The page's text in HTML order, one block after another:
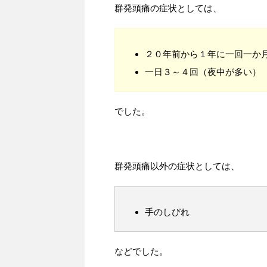
群発頭痛の症状としては、
２０年前から１年に一回一か
一日３～４回（夜中が多い）
でした。
群発頭痛以外の症状としては、
手のしびれ
などでした。